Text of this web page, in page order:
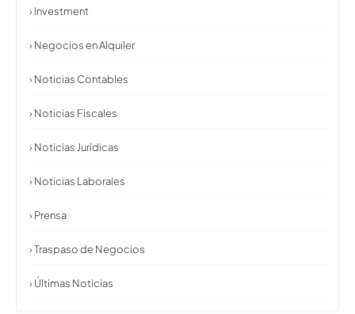
› Investment
› Negocios en Alquiler
› Noticias Contables
› Noticias Fiscales
› Noticias Jurídicas
› Noticias Laborales
› Prensa
› Traspaso de Negocios
› Últimas Noticias